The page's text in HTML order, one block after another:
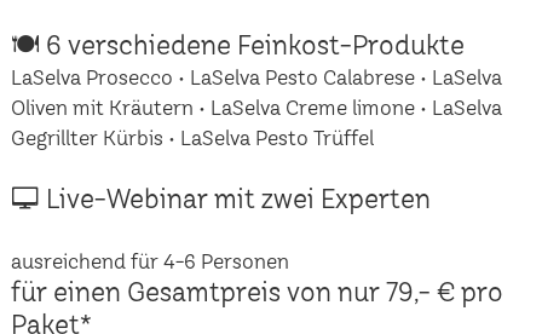
🍽 6 verschiedene Feinkost-Produkte
LaSelva Prosecco • LaSelva Pesto Calabrese • LaSelva
Oliven mit Kräutern • LaSelva Creme limone • LaSelva
Gegrillter Kürbis • LaSelva Pesto Trüffel
🖵 Live-Webinar mit zwei Experten
ausreichend für 4-6 Personen
für einen Gesamtpreis von nur 79,- € pro
Paket*